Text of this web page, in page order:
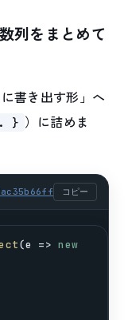
列をまとめて
書き出す形」へ
} ）に詰めま
コピー
(e => new